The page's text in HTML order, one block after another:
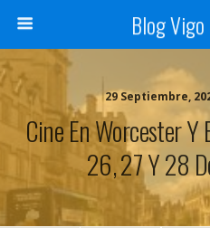
Blog
29 Septiembre,
Cine En Worcester
26, 27 Y 28